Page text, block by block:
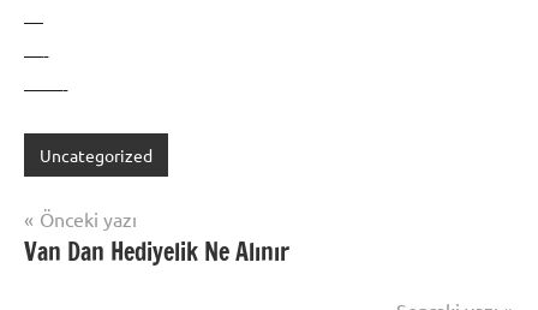
—
—-
——-
Uncategorized
Yazı
gezinmesi
Önceki yazı
Van Dan Hediyelik Ne Alınır